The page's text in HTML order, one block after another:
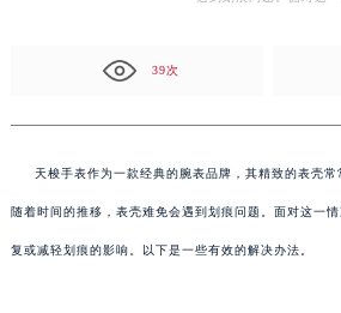
39次
天梭手表作为一款经典的腕表品牌，其精致的表壳常
随着时间的推移，表壳难免会遇到划痕问题。面对这一
复或减轻划痕的影响。以下是一些有效的解决办法。